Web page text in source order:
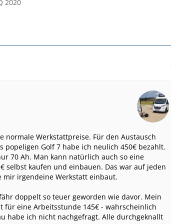
2020
normale Werkstattpreise. Für den Austausch
popeligen Golf 7 habe ich neulich 450€ bezahlt.
70 Ah. Man kann natürlich auch so eine
selbst kaufen und einbauen. Das war auf jeden
mir irgendeine Werkstatt einbaut.
doppelt so teuer geworden wie davor. Mein
für eine Arbeitsstunde 145€ - wahrscheinlich
habe ich nicht nachgefragt. Alle durchgeknallt